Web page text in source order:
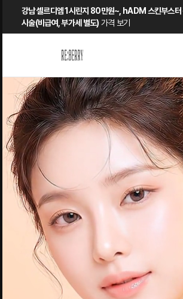
강남 셀르디엠 1시린지 80만원~, hADM 스킨부스터
시술(비급여, 부가세 별도) 가격 보기